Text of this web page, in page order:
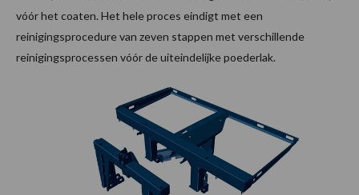
vóór het coaten. Het hele proces eindigt met een
reinigingsprocedure van zeven stappen met verschillende
reinigingsprocessen vóór de uiteindelijke poederlak.